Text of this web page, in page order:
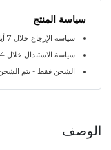
سياسة المنتج
سياسة الإرجاع خلال 7 أيام
سياسة الاستبدال خلال 14 يومًا
الشحن فقط - يتم
الوصف